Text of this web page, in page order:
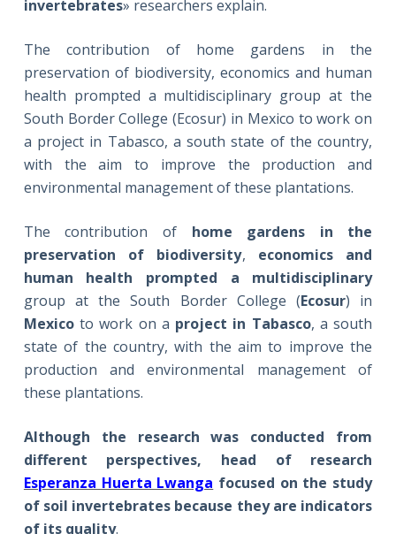
invertebrates» researchers explain.
The contribution of home gardens in the
preservation of biodiversity, economics and human
health prompted a multidisciplinary group at the
South Border College (Ecosur) in Mexico to work on
a project in Tabasco, a south state of the country,
with the aim to improve the production and
environmental management of these plantations.
The contribution of home gardens in the
preservation of biodiversity, economics and
human health prompted a multidisciplinary
group at the South Border College (Ecosur) in
Mexicoto work on a project in Tabasco, a south
state of the country, with the aim to improve the
production and environmental management of
these plantations.
Although the research was conducted from
different perspectives, head of research
Esperanza Huerta Lwanga focused on the study
of soil invertebrates because they are indicators
of its quality.